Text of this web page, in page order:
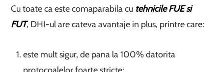
Cu toate ca este comaparabila cu tehnicile FUE si
FUT, DHI-ul are cateva avantaje in plus, printre care:
este mult sigur, de pana la 100% datorita